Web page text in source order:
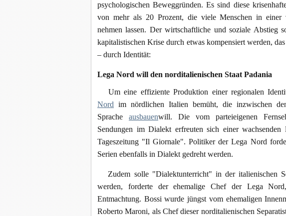
psychologischen Beweggründen. Es sind diese
von mehr als 20 Prozent, die viele Menschen in einer
nehmen lassen. Der wirtschaftliche und soziale Abstieg
kapitalistischen Krise durch etwas kompensiert werden,
– durch Identität:
Lega Nord will den norditalienischen Staat Padania
Um eine effiziente Produktion einer regionalen
Nord im nördlichen Italien bemüht, die inzwischen
Sprache ausbauenwill. Die vom parteieigenen
Sendungen im Dialekt erfreuten sich einer
Tageszeitung "Il Giornale". Politiker der Lega Nord
Serien ebenfalls in Dialekt gedreht werden.
Zudem solle "Dialektunterricht" in der italienischen
werden, forderte der ehemalige Chef der Lega
Entmachtung. Bossi wurde jüngst vom ehemaligen
Roberto Maroni, als Chef dieser norditalienischen